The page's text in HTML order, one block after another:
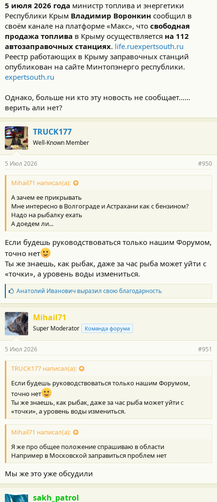
с
т
и
5 июля 2026 года министр топлива и энергетики
Республики Крым Владимир Воронкин сообщил в
своём канале на платформе «Макс», что свободная
продажа топлива в Крыму осуществляется на 112
автозаправочных станциях. life.ruexpertsouth.ru
Реестр работающих в Крыму заправочных станций
опубликован на сайте Минтопэнерго республики.
expertsouth.ru
Однако, больше ни кто эту новость не сообщает......
верить али нет?
TRUCK177
Well-Known Member
5 Июл 2026 #950
Mihail71 написал(а):
А зачем ее прикрывать
Мне интересно в Волгограде и Астрахани как с бензином?
Надо на рыбалку ехать
А доедем ли...
Если будешь руководствоваться только нашим Форумом,
точно нет
Ты же знаешь, как рыбак, даже за час рыба может уйти с
«точки», а уровень воды измениться.
Б
л
а
г
о
д
а
н
о
с
и
:
Анатолий Ивановичвыразил свою благодарность
Mihail71
Super Moderator Команда форума
5 Июл 2026 #951
TRUCK177 написал(а):
Если будешь руководствоваться только нашим Форумом,
точно нет
Ты же знаешь, как рыбак, даже за час рыба может уйти с
«точки», а уровень воды измениться.
Mihail71 написал(а):
Я же про общее положение спрашиваю в области
Например в Московской заправиться проблем нет
Мы же это уже обсудили
sakh_patrol